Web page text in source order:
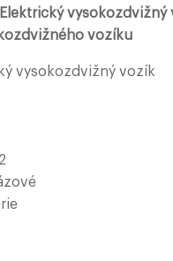
vozíku
vysokozdvižný vozík